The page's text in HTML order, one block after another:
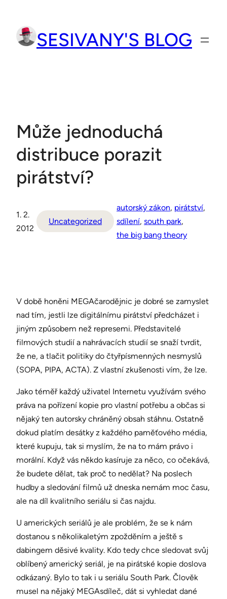
obsah
SESIVANY'S BLOG
Může jednoduchá
distribuce porazit
pirátství?
1. 2.
2012
Uncategorized
autorský zákon, pirátství,
sdílení, south park,
the big bang theory
V době honěni MEGAčarodějnic je dobré se zamyslet
nad tím, jestli lze digitálnímu pirátství předcházet i
jiným způsobem než represemi. Představitelé
filmových studií a nahrávacích studií se snaží tvrdit,
že ne, a tlačit politiky do čtyřpísmenných nesmyslů
(SOPA, PIPA, ACTA). Z vlastní zkušenosti vím, že lze.
Jako téměř každý uživatel Internetu využívám svého
práva na pořízení kopie pro vlastní potřebu a občas si
nějaký ten autorsky chráněný obsah stáhnu. Ostatně
dokud platím desátky z každého paměťového média,
které kupuju, tak si myslím, že na to mám právo i
morální. Když vás někdo kasíruje za něco, co očekává,
že budete dělat, tak proč to nedělat? Na poslech
hudby a sledování filmů už dneska nemám moc času,
ale na díl kvalitního seriálu si čas najdu.
U amerických seriálů je ale problém, že se k nám
dostanou s několikaletým zpožděním a ještě s
dabingem děsivé kvality. Kdo tedy chce sledovat svůj
oblíbený americký seriál, je na pirátské kopie doslova
odkázaný. Bylo to tak i u seriálu South Park. Člověk
musel na nějaký MEGAsdíleč, dát si vyhledat dané